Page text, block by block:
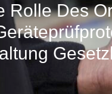
Rolle Des